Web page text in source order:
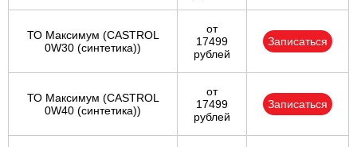
ТО Максимум (CASTROL
0W30 (синтетика))
от
17499
рублей
Записаться
ТО Максимум (CASTROL
0W40 (синтетика))
от
17499
рублей
Записаться